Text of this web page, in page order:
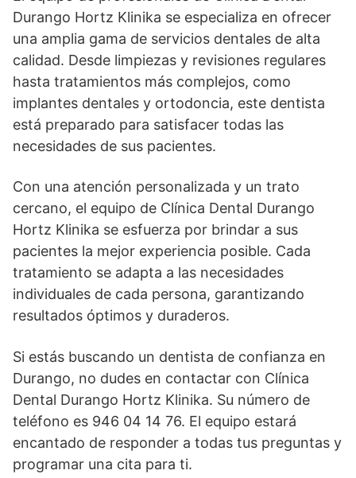
Durango Hortz Klinika se especializa en ofrecer
una amplia gama de servicios dentales de alta
calidad. Desde limpiezas y revisiones regulares
hasta tratamientos más complejos, como
implantes dentales y ortodoncia, este dentista
está preparado para satisfacer todas las
necesidades de sus pacientes.
Con una atención personalizada y un trato
cercano, el equipo de Clínica Dental Durango
Hortz Klinika se esfuerza por brindar a sus
pacientes la mejor experiencia posible. Cada
tratamiento se adapta a las necesidades
individuales de cada persona, garantizando
resultados óptimos y duraderos.
Si estás buscando un dentista de confianza en
Durango, no dudes en contactar con Clínica
Dental Durango Hortz Klinika. Su número de
teléfono es 946 04 14 76. El equipo estará
encantado de responder a todas tus preguntas y
programar una cita para ti.